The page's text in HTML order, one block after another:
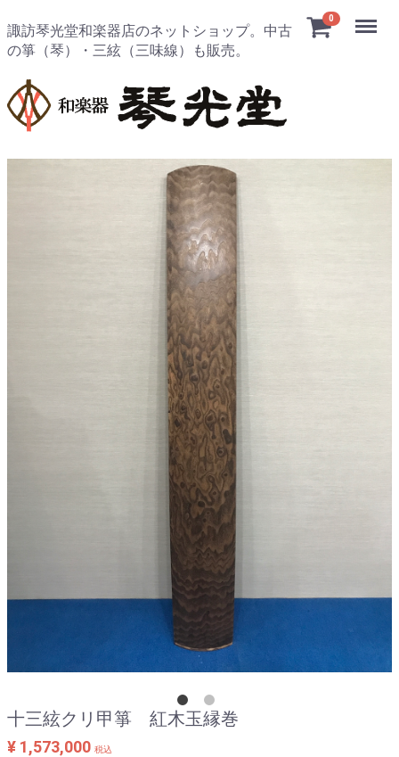
諏訪琴光堂和楽器店のネットショップ。中古
の箏（琴）・三絃（三味線）も販売。
0 Menu
十三絃クリ甲箏 紅木玉縁巻
¥ 1,573,000 税込